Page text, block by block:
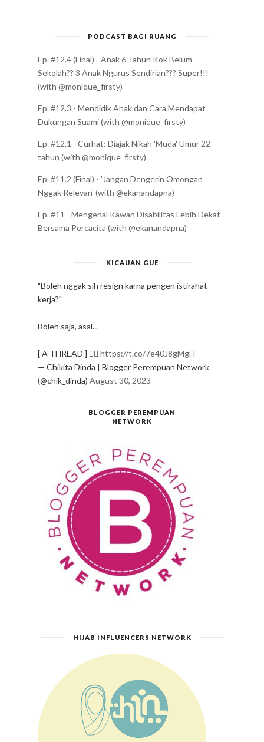
PODCAST BAGI RUANG
Ep. #12.4 (Final) - Anak 6 Tahun Kok Belum
Sekolah?? 3 Anak Ngurus Sendirian??? Super!!!
(with @monique_firsty)
Ep. #12.3 - Mendidik Anak dan Cara Mendapat
Dukungan Suami (with @monique_firsty)
Ep. #12.1 - Curhat: Diajak Nikah 'Muda' Umur 22
tahun (with @monique_firsty)
Ep. #11.2 (Final) - 'Jangan Dengerin Omongan
Nggak Relevan' (with @ekanandapna)
Ep. #11 - Mengenal Kawan Disabilitas Lebih Dekat
Bersama Percacita (with @ekanandapna)
KICAUAN GUE
"Boleh nggak sih resign karna pengen istirahat
kerja?"
Boleh saja, asal...
[ A THREAD ] ✍🏻 https://t.co/7e40J8gMgH
— Chikita Dinda | Blogger Perempuan Network
(@chik_dinda) August 30, 2023
BLOGGER PEREMPUAN
NETWORK
HIJAB INFLUENCERS NETWORK